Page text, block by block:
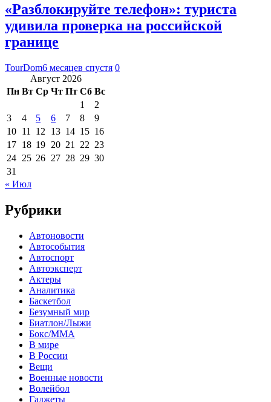
«Разблокируйте телефон»: туриста
удивила проверка на российской
границе
TourDom6 месяцев спустя 0
Август 2026
Пн Вт Ср Чт Пт Сб Вс
1
2
3
4 5 6 7 8
9
10 11 12 13 14 15 16
17 18 19 20 21 22 23
24 25 26 27 28 29 30
31
« Июл
Рубрики
Автоновости
Автособытия
Автоспорт
Автоэксперт
Актеры
Аналитика
Баскетбол
Безумный мир
Биатлон/Лыжи
Бокс/MMA
В мире
В России
Вещи
Военные новости
Волейбол
Гаджеты